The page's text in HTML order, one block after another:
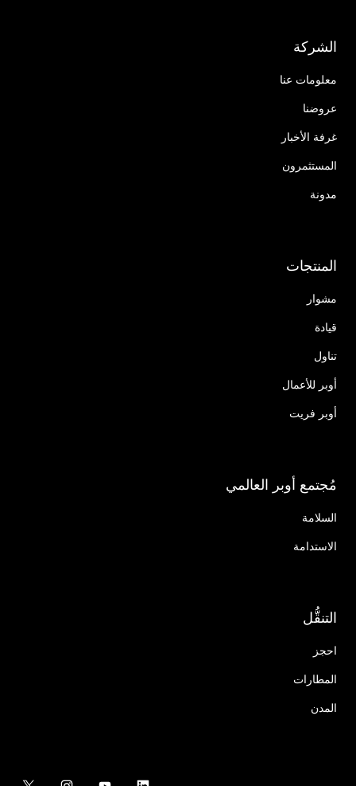
الشركة
معلومات عنا
عروضنا
غرفة الأخبار
المستثمرون
مدونة
المنتجات
مشوار
قيادة
تناول
أوبر للأعمال
أوبر فريت
مُجتمع أوبر العالمي
السلامة
الاستدامة
التنقُّل
احجز
المطارات
المدن